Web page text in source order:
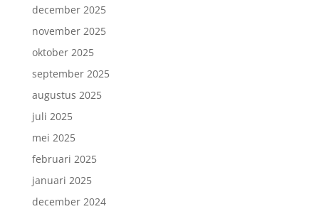
december 2025
november 2025
oktober 2025
september 2025
augustus 2025
juli 2025
mei 2025
februari 2025
januari 2025
december 2024